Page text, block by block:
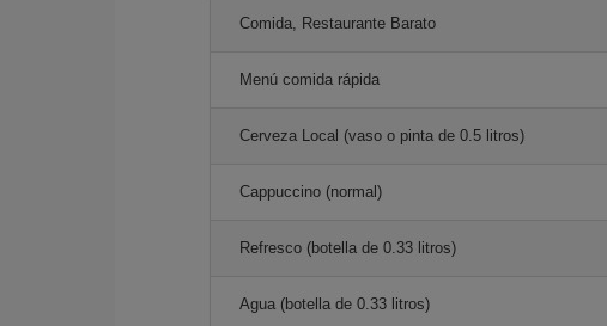
Comida, Restaurante Barato
Menú comida rápida
Cerveza Local (vaso o pinta de 0.5 litros)
Cappuccino (normal)
Refresco (botella de 0.33 litros)
Agua (botella de 0.33 litros)